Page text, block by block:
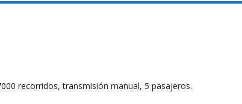
recorridos, transmisión manual, 5 pasajeros.